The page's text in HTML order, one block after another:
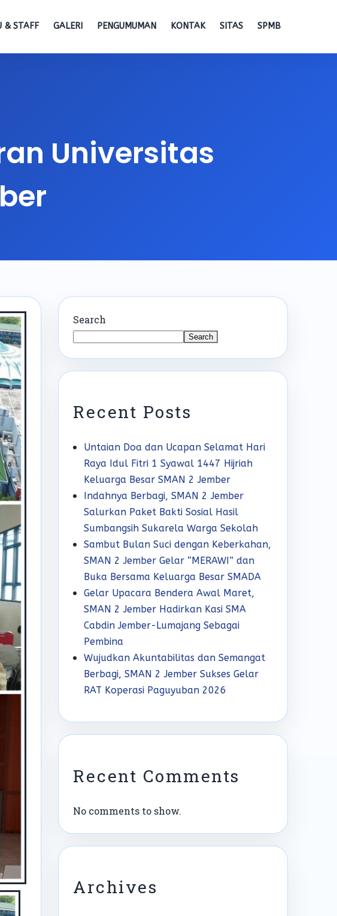
& STAFF GALERI PENGUMUMAN KONTAK SITAS SPMB
Universitas
Search
Search
Recent Posts
Untaian Doa dan Ucapan Selamat Hari
Raya Idul Fitri 1 Syawal 1447 Hijriah
Keluarga Besar SMAN 2 Jember
Indahnya Berbagi, SMAN 2 Jember
Salurkan Paket Bakti Sosial Hasil
Sumbangsih Sukarela Warga Sekolah
Sambut Bulan Suci dengan Keberkahan,
SMAN 2 Jember Gelar “MERAWI” dan
Buka Bersama Keluarga Besar SMADA
Gelar Upacara Bendera Awal Maret,
SMAN 2 Jember Hadirkan Kasi SMA
Cabdin Jember-Lumajang Sebagai
Pembina
Wujudkan Akuntabilitas dan Semangat
Berbagi, SMAN 2 Jember Sukses Gelar
RAT Koperasi Paguyuban 2026
Recent Comments
No comments to show.
Archives